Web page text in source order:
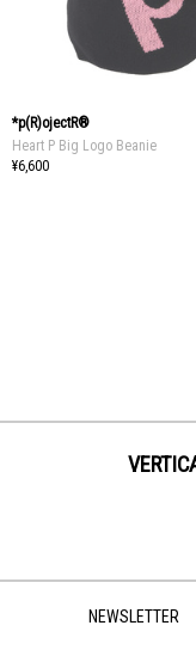
*p(R)ojectR®
Heart P Big Logo Beanie
¥6,600
NEWSLETTER